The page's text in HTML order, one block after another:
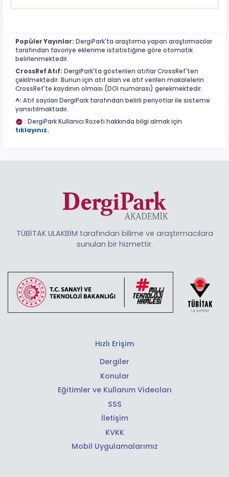
Popüler Yayınlar: DergiPark'ta araştırma yapan araştırmacılar
tarafından favoriye eklenme istatistiğine göre otomatik
belirlenmektedir.
CrossRef Atıf: DergiPark'ta gösterilen atıflar CrossRef'ten
çekilmektedir. Bunun için atıf alan ve atıf verilen makalelerin
CrossRef'te kaydının olması (DOI numarası) gerekmektedir.
^: Atıf sayıları DergiPark tarafından belirli periyotlar ile sisteme
yansıtılmaktadır.
: DergiPark Kullanıcı Rozeti hakkında bilgi almak için
tıklayınız.
TÜBİTAK ULAKBİM tarafından bilime ve araştırmacılara
sunulan bir hizmettir.
Hızlı Erişim
Dergiler
Konular
Eğitimler ve Kullanım Videoları
SSS
İletişim
KVKK
Mobil Uygulamalarımız